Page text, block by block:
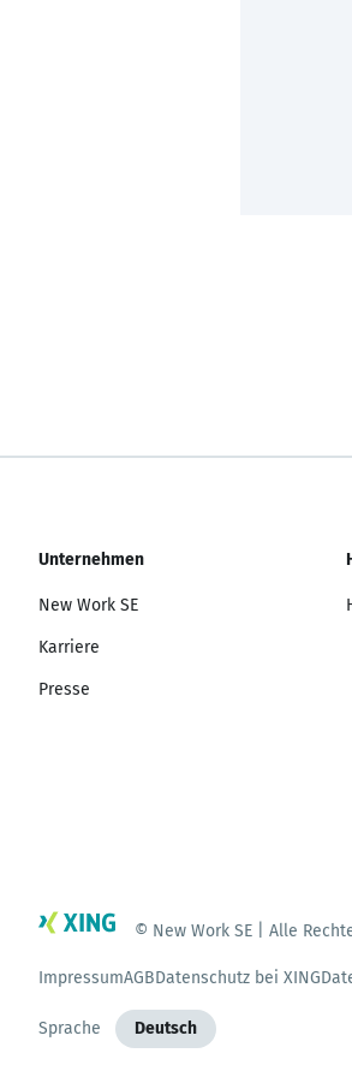
Unternehmen
New Work SE
Karriere
Presse
© New Work SE | Alle
ImpressumAGBDatenschutz bei XING
Sprache Deutsch